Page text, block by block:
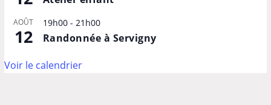
AOÛT
12
19h00- 21h00
Randonnée à Servigny
Voir le calendrier